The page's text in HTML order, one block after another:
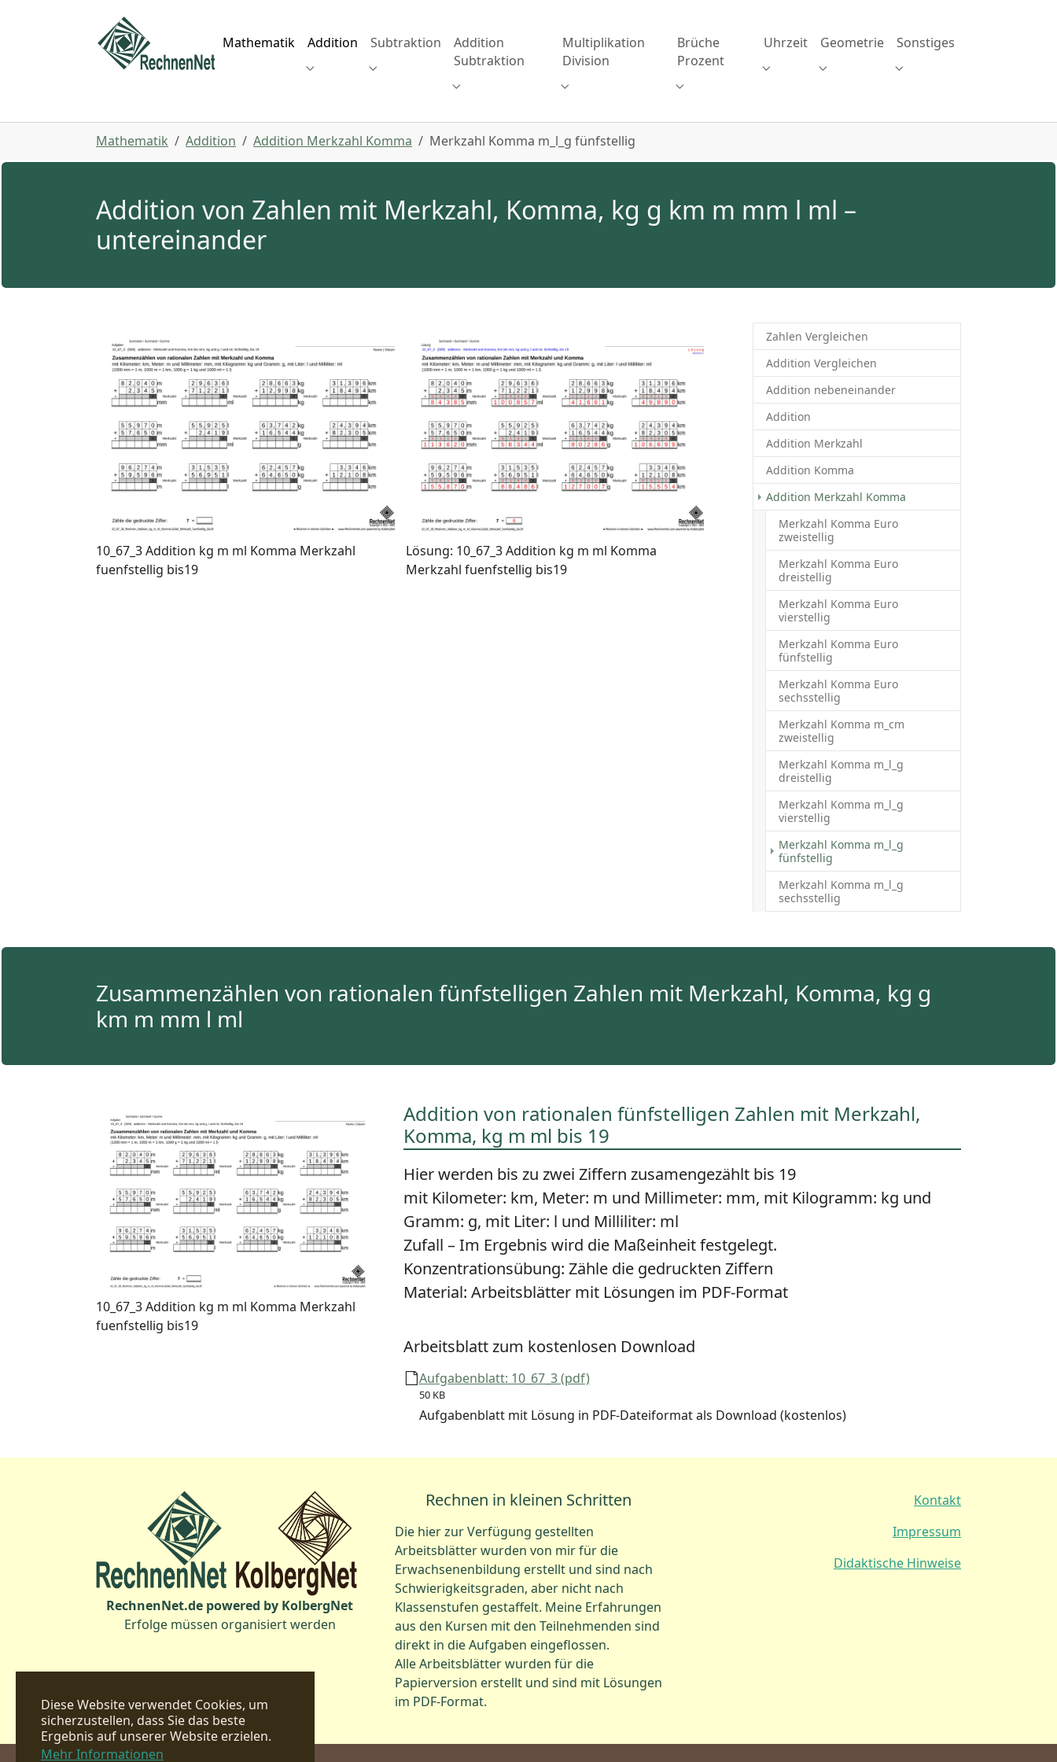
Diese Website verwendet Cookies, um
sicherzustellen, dass Sie das beste
Ergebnis auf unserer Website erzielen.
Mehr Informationen
Mathematik
Addition
Submenu for "Addition"
Subtraktion
Submenu for "Subtraktion"
Addition
Subtraktion
Submenu for "Addition Subtraktion"
Multiplikation
Division
Submenu for "Multiplikation Division"
Brüche
Prozent
Submenu for "Brüche Prozent"
Uhrzeit
Submenu for "Uhrzeit"
Geometrie
Submenu for "Geometrie"
Sonstiges
Submenu for "Sonstiges"
Mathematik Addition Addition Merkzahl Komma Merkzahl Komma m_l_g fünfstellig
Addition von Zahlen mit Merkzahl, Komma, kg g km m mm l ml –
untereinander
10_67_3 Addition kg m ml Komma Merkzahl
fuenfstellig bis19
Lösung: 10_67_3 Addition kg m ml Komma
Merkzahl fuenfstellig bis19
Zahlen Vergleichen
Addition Vergleichen
Addition nebeneinander
Addition
Addition Merkzahl
Addition Komma
Addition Merkzahl Komma
Merkzahl Komma Euro
zweistellig
Merkzahl Komma Euro
dreistellig
Merkzahl Komma Euro
vierstellig
Merkzahl Komma Euro
fünfstellig
Merkzahl Komma Euro
sechsstellig
Merkzahl Komma m_cm
zweistellig
Merkzahl Komma m_l_g
dreistellig
Merkzahl Komma m_l_g
vierstellig
Merkzahl Komma m_l_g
fünfstellig
Merkzahl Komma m_l_g
sechsstellig
Zusammenzählen von rationalen fünfstelligen Zahlen mit Merkzahl, Komma, kg g
km m mm l ml
10_67_3 Addition kg m ml Komma Merkzahl
fuenfstellig bis19
Addition von rationalen fünfstelligen Zahlen mit Merkzahl,
Komma, kg m ml bis 19
Hier werden bis zu zwei Ziffern zusamengezählt bis 19
mit Kilometer: km, Meter: m und Millimeter: mm, mit Kilogramm: kg und
Gramm: g, mit Liter: l und Milliliter: ml
Zufall – Im Ergebnis wird die Maßeinheit festgelegt.
Konzentrationsübung: Zähle die gedruckten Ziffern
Material: Arbeitsblätter mit Lösungen im PDF-Format
Arbeitsblatt zum kostenlosen Download
Aufgabenblatt: 10_67_3 (pdf)
50 KB
Aufgabenblatt mit Lösung in PDF-Dateiformat als Download (kostenlos)
RechnenNet.de powered by KolbergNet
Erfolge müssen organisiert werden
Rechnen in kleinen Schritten
Die hier zur Verfügung gestellten
Arbeitsblätter wurden von mir für die
Erwachsenenbildung erstellt und sind nach
Schwierigkeitsgraden, aber nicht nach
Klassenstufen gestaffelt. Meine Erfahrungen
aus den Kursen mit den Teilnehmenden sind
direkt in die Aufgaben eingeflossen.
Alle Arbeitsblätter wurden für die
Papierversion erstellt und sind mit Lösungen
im PDF-Format.
Kontakt
Impressum
Didaktische Hinweise